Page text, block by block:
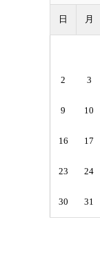
日 月
2 3
9 10
16 17
23 24
30 31